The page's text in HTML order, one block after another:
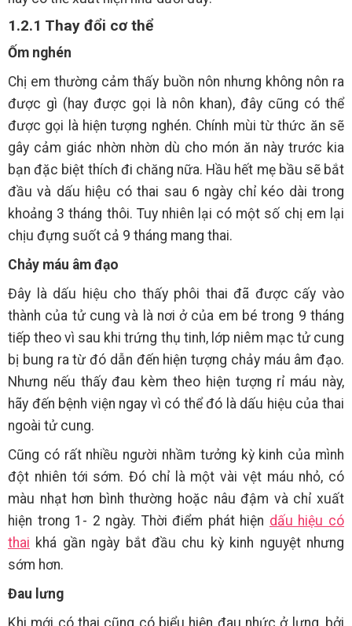
1.2.1 Thay đổi cơ thể
Ốm nghén
Chị em thường cảm thấy buồn nôn nhưng không nôn ra
được gì (hay được gọi là nôn khan), đây cũng có thể
được gọi là hiện tượng nghén. Chính mùi từ thức ăn sẽ
gây cảm giác nhờn nhờn dù cho món ăn này trước kia
bạn đặc biệt thích đi chăng nữa. Hầu hết mẹ bầu sẽ bắt
đầu và dấu hiệu có thai sau 6 ngày chỉ kéo dài trong
khoảng 3 tháng thôi. Tuy nhiên lại có một số chị em lại
chịu đựng suốt cả 9 tháng mang thai.
Chảy máu âm đạo
Đây là dấu hiệu cho thấy phôi thai đã được cấy vào
thành của tử cung và là nơi ở của em bé trong 9 tháng
tiếp theo vì sau khi trứng thụ tinh, lớp niêm mạc tử cung
bị bung ra từ đó dẫn đến hiện tượng chảy máu âm đạo.
Nhưng nếu thấy đau kèm theo hiện tượng rỉ máu này,
hãy đến bệnh viện ngay vì có thể đó là dấu hiệu của thai
ngoài tử cung.
Cũng có rất nhiều người nhầm tưởng kỳ kinh của mình
đột nhiên tới sớm. Đó chỉ là một vài vệt máu nhỏ, có
màu nhạt hơn bình thường hoặc nâu đậm và chỉ xuất
hiện trong 1- 2 ngày. Thời điểm phát hiện dấu hiệu có
thai khá gần ngày bắt đầu chu kỳ kinh nguyệt nhưng
sớm hơn.
Đau lưng
Khi mới có thai cũng có biểu hiện đau nhức ở lưng, bởi